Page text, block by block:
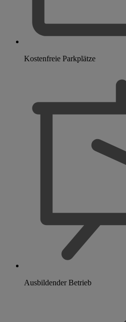
Kostenfreie Parkplätze
Ausbildender Betrieb